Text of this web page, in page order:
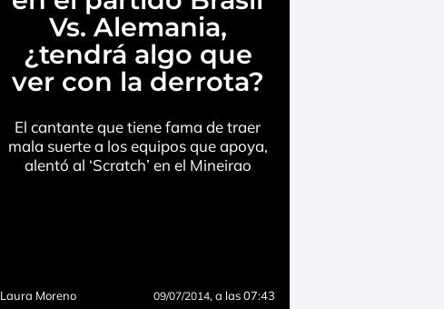
Vs. Alemania,
¿tendrá algo que
ver con la derrota?
El cantante que tiene fama de traer
mala suerte a los equipos que apoya,
alentó al ‘Scratch’ en el Mineirao
Laura Moreno 09/07/2014, a las 07:43